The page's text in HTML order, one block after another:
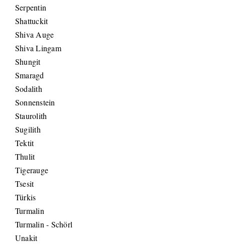
Serpentin
Shattuckit
Shiva Auge
Shiva Lingam
Shungit
Smaragd
Sodalith
Sonnenstein
Staurolith
Sugilith
Tektit
Thulit
Tigerauge
Tsesit
Türkis
Turmalin
Turmalin - Schörl
Unakit